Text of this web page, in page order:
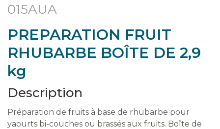
015AUA
PREPARATION FRUIT
RHUBARBE BOÎTE DE 2,9
kg
Description
Préparation de fruits à base de rhubarbe pour
yaourts bi-couches ou brassés aux fruits. Boîte de